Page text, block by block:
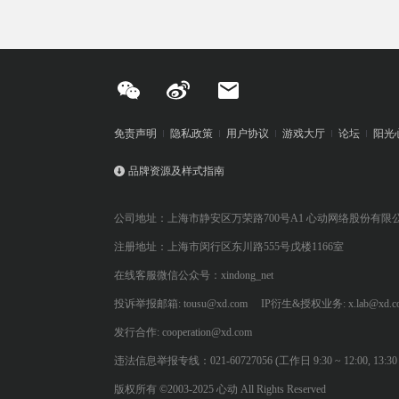
免责声明 隐私政策 用户协议 游戏大厅 论坛 阳光
品牌资源及样式指南
公司地址：上海市静安区万荣路700号A1 心动网络股份有限
注册地址：上海市闵行区东川路555号戊楼1166室
在线客服微信公众号：xindong_net
投诉举报邮箱: tousu@xd.com IP衍生&授权业务:
发行合作: cooperation@xd.com
违法信息举报专线：021-60727056 (工作日 9:30 ~ 12:00, 13:30
版权所有 ©2003-2025 心动 All Rights Reserved